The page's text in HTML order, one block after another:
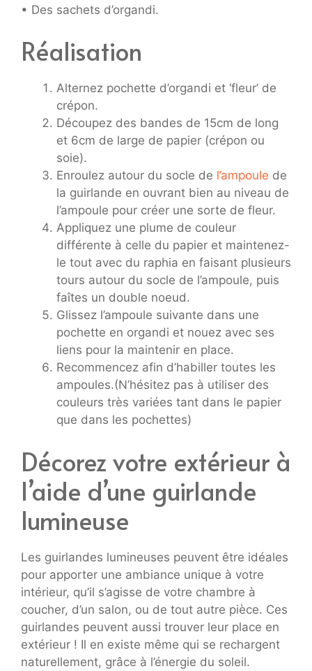
• Des sachets d’organdi.
Réalisation
Alternez pochette d’organdi et ‘fleur’ de
crépon.
Découpez des bandes de 15cm de long
et 6cm de large de papier (crépon ou
soie).
Enroulez autour du socle de l’ampoule de
la guirlande en ouvrant bien au niveau de
l’ampoule pour créer une sorte de fleur.
Appliquez une plume de couleur
différente à celle du papier et maintenez-
le tout avec du raphia en faisant plusieurs
tours autour du socle de l’ampoule, puis
faîtes un double noeud.
Glissez l’ampoule suivante dans une
pochette en organdi et nouez avec ses
liens pour la maintenir en place.
Recommencez afin d’habiller toutes les
ampoules.(N’hésitez pas à utiliser des
couleurs très variées tant dans le papier
que dans les pochettes)
Décorez votre extérieur à
l’aide d’une guirlande
lumineuse
Les guirlandes lumineuses peuvent être idéales
pour apporter une ambiance unique à votre
intérieur, qu’il s’agisse de votre chambre à
coucher, d’un salon, ou de tout autre pièce. Ces
guirlandes peuvent aussi trouver leur place en
extérieur ! Il en existe même qui se rechargent
naturellement, grâce à l’énergie du soleil.